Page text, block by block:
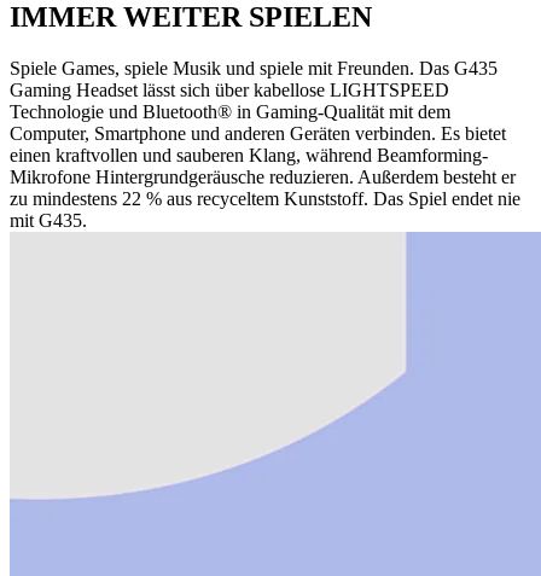
IMMER WEITER SPIELEN
Spiele Games, spiele Musik und spiele mit Freunden. Das G435
Gaming Headset lässt sich über kabellose LIGHTSPEED
Technologie und Bluetooth® in Gaming-Qualität mit dem
Computer, Smartphone und anderen Geräten verbinden. Es bietet
einen kraftvollen und sauberen Klang, während Beamforming-
Mikrofone Hintergrundgeräusche reduzieren. Außerdem besteht er
zu mindestens 22 % aus recyceltem Kunststoff. Das Spiel endet nie
mit G435.